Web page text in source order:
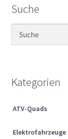
Kontakt
Sachs Ersatzteile
Über uns
Suche
Kategorien
ATV-Quads
Elektrofahrzeuge